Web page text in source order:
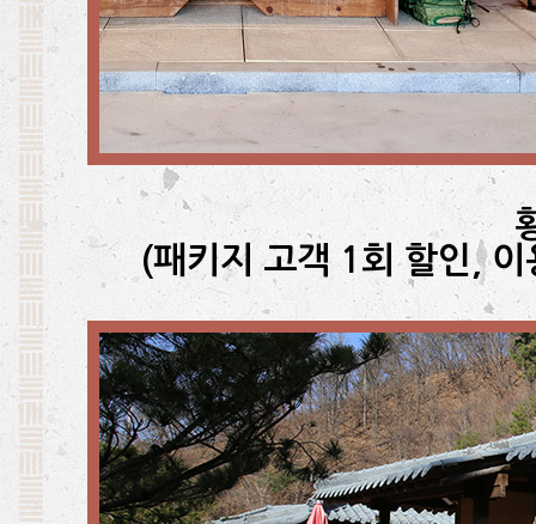
(패키지 고객 1회 할인,